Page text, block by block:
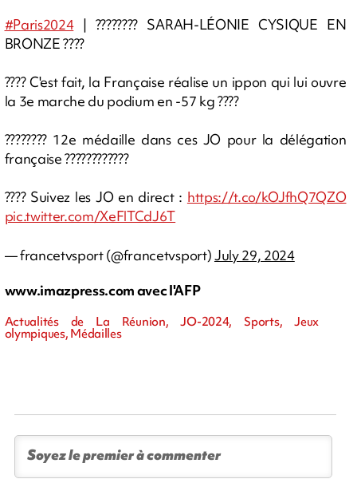
#Paris2024| ???????? SARAH-LÉONIE CYSIQUE EN
BRONZE ????
???? C'est fait, la Française réalise un ippon qui lui ouvre
la 3e marche du podium en -57 kg ????
???????? 12e médaille dans ces JO pour la délégation
française ????????????
???? Suivez les JO en direct : https://t.co/kOJfhQ7QZO
pic.twitter.com/XeFlTCdJ6T
— francetvsport (@francetvsport)July 29, 2024
www.imazpress.com avec l'AFP
Actualités de La Réunion, JO-2024, Sports, Jeux
olympiques, Médailles